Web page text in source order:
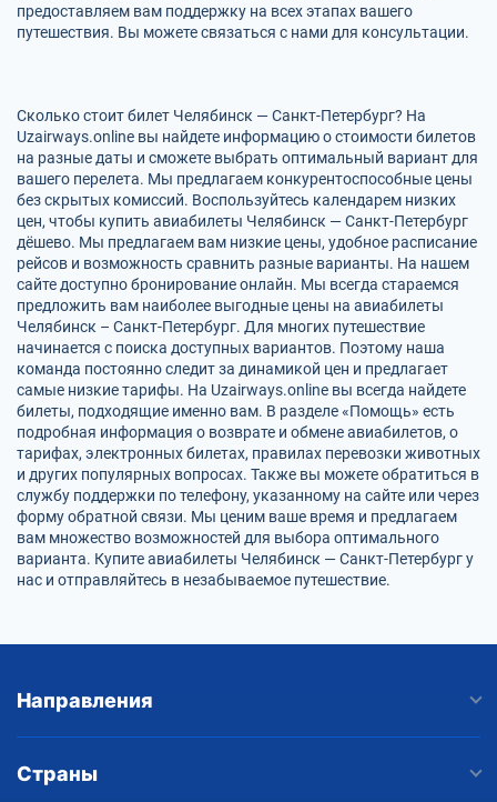
предоставляем вам поддержку на всех этапах вашего
путешествия. Вы можете связаться с нами для консультации.
Сколько стоит билет Челябинск — Санкт-Петербург? На
Uzairways.online вы найдете информацию о стоимости билетов
на разные даты и сможете выбрать оптимальный вариант для
вашего перелета. Мы предлагаем конкурентоспособные цены
без скрытых комиссий. Воспользуйтесь календарем низких
цен, чтобы купить авиабилеты Челябинск — Санкт-Петербург
дёшево. Мы предлагаем вам низкие цены, удобное расписание
рейсов и возможность сравнить разные варианты. На нашем
сайте доступно бронирование онлайн. Мы всегда стараемся
предложить вам наиболее выгодные цены на авиабилеты
Челябинск – Санкт-Петербург. Для многих путешествие
начинается с поиска доступных вариантов. Поэтому наша
команда постоянно следит за динамикой цен и предлагает
самые низкие тарифы. На Uzairways.online вы всегда найдете
билеты, подходящие именно вам. В разделе «Помощь» есть
подробная информация о возврате и обмене авиабилетов, о
тарифах, электронных билетах, правилах перевозки животных
и других популярных вопросах. Также вы можете обратиться в
службу поддержки по телефону, указанному на сайте или через
форму обратной связи. Мы ценим ваше время и предлагаем
вам множество возможностей для выбора оптимального
варианта. Купите авиабилеты Челябинск — Санкт-Петербург у
нас и отправляйтесь в незабываемое путешествие.
Направления
Страны